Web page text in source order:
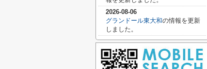
2026-08-06
グランドール東大和の情報を更新
しました。